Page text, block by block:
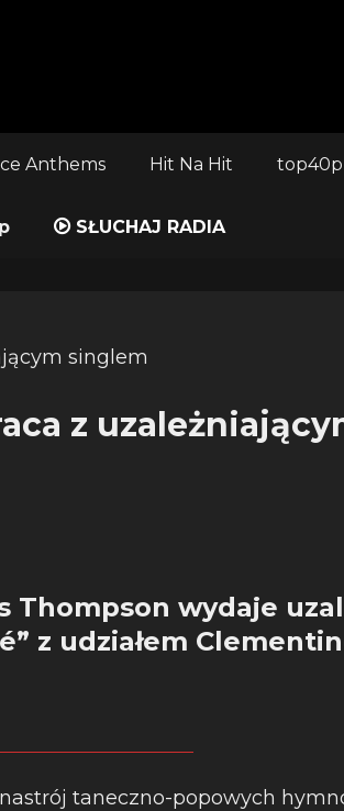
Anthems Hit Na Hit top40pl
SŁUCHAJ RADIA
z
wydaje
z udziałem
taneczno-popowych